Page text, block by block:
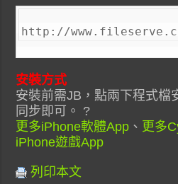
http://
安裝方式
安裝前需JB，點兩下程式檔
同步即可。 ?
更多iPhone軟體App 、 更多
iPhone遊戲App
列印本文